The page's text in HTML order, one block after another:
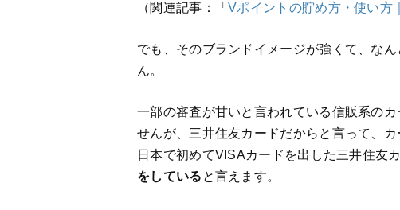
（関連記事：「Vポイントの貯め方・使い方
でも、そのブランドイメージが強くて、な
ん。
一部の審査が甘いと言われている信販系の
せんが、三井住友カードだからと言って、
日本で初めてVISAカードを出した三井住友
をしている と言えます。